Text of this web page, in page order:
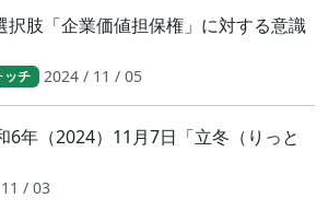
択肢「企業価値担保権」に対する意識
ッチ 2024 / 11 / 05
年（2024）11月7日「立冬（りっと
/ 03